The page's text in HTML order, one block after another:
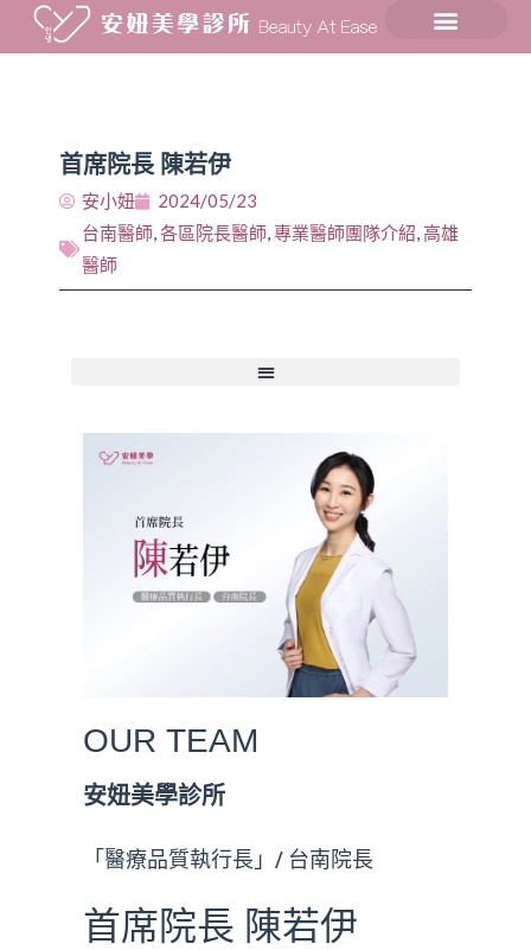
首席院長 陳若伊
安小妞
2024/05/23
台南醫師,各區院長醫師,專業醫師團隊介紹, 高雄
醫師
OUR TEAM
安妞美學診所
「醫療品質執行長」/ 台南院長
首席院長 陳若伊